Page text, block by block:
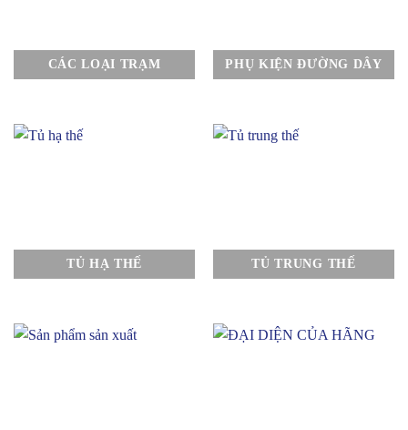
CÁC LOẠI TRẠM PHỤ KIỆN ĐƯỜNG DÂY
TỦ HẠ THẾ TỦ TRUNG THẾ